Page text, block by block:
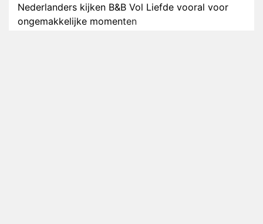
Nederlanders kijken B&B Vol Liefde vooral voor
ongemakkelijke momenten